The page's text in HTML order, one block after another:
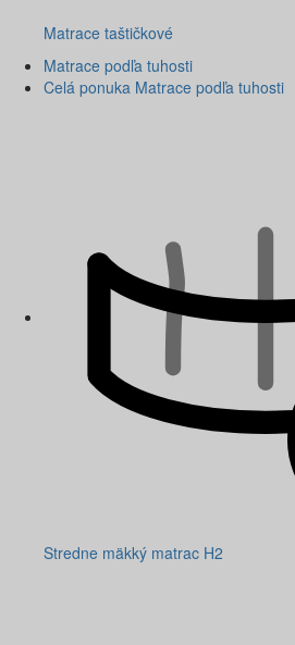
Matrace taštičkové
Matrace podľa tuhosti
Celá ponuka Matrace podľa tuhosti
Stredne mäkký matrac H2